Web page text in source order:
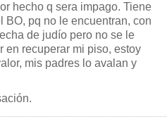
hecho q sera impago. Tiene
pq no le encuentran, con
de judío pero no se le
en recuperar mi piso, estoy
mis padres lo avalan y